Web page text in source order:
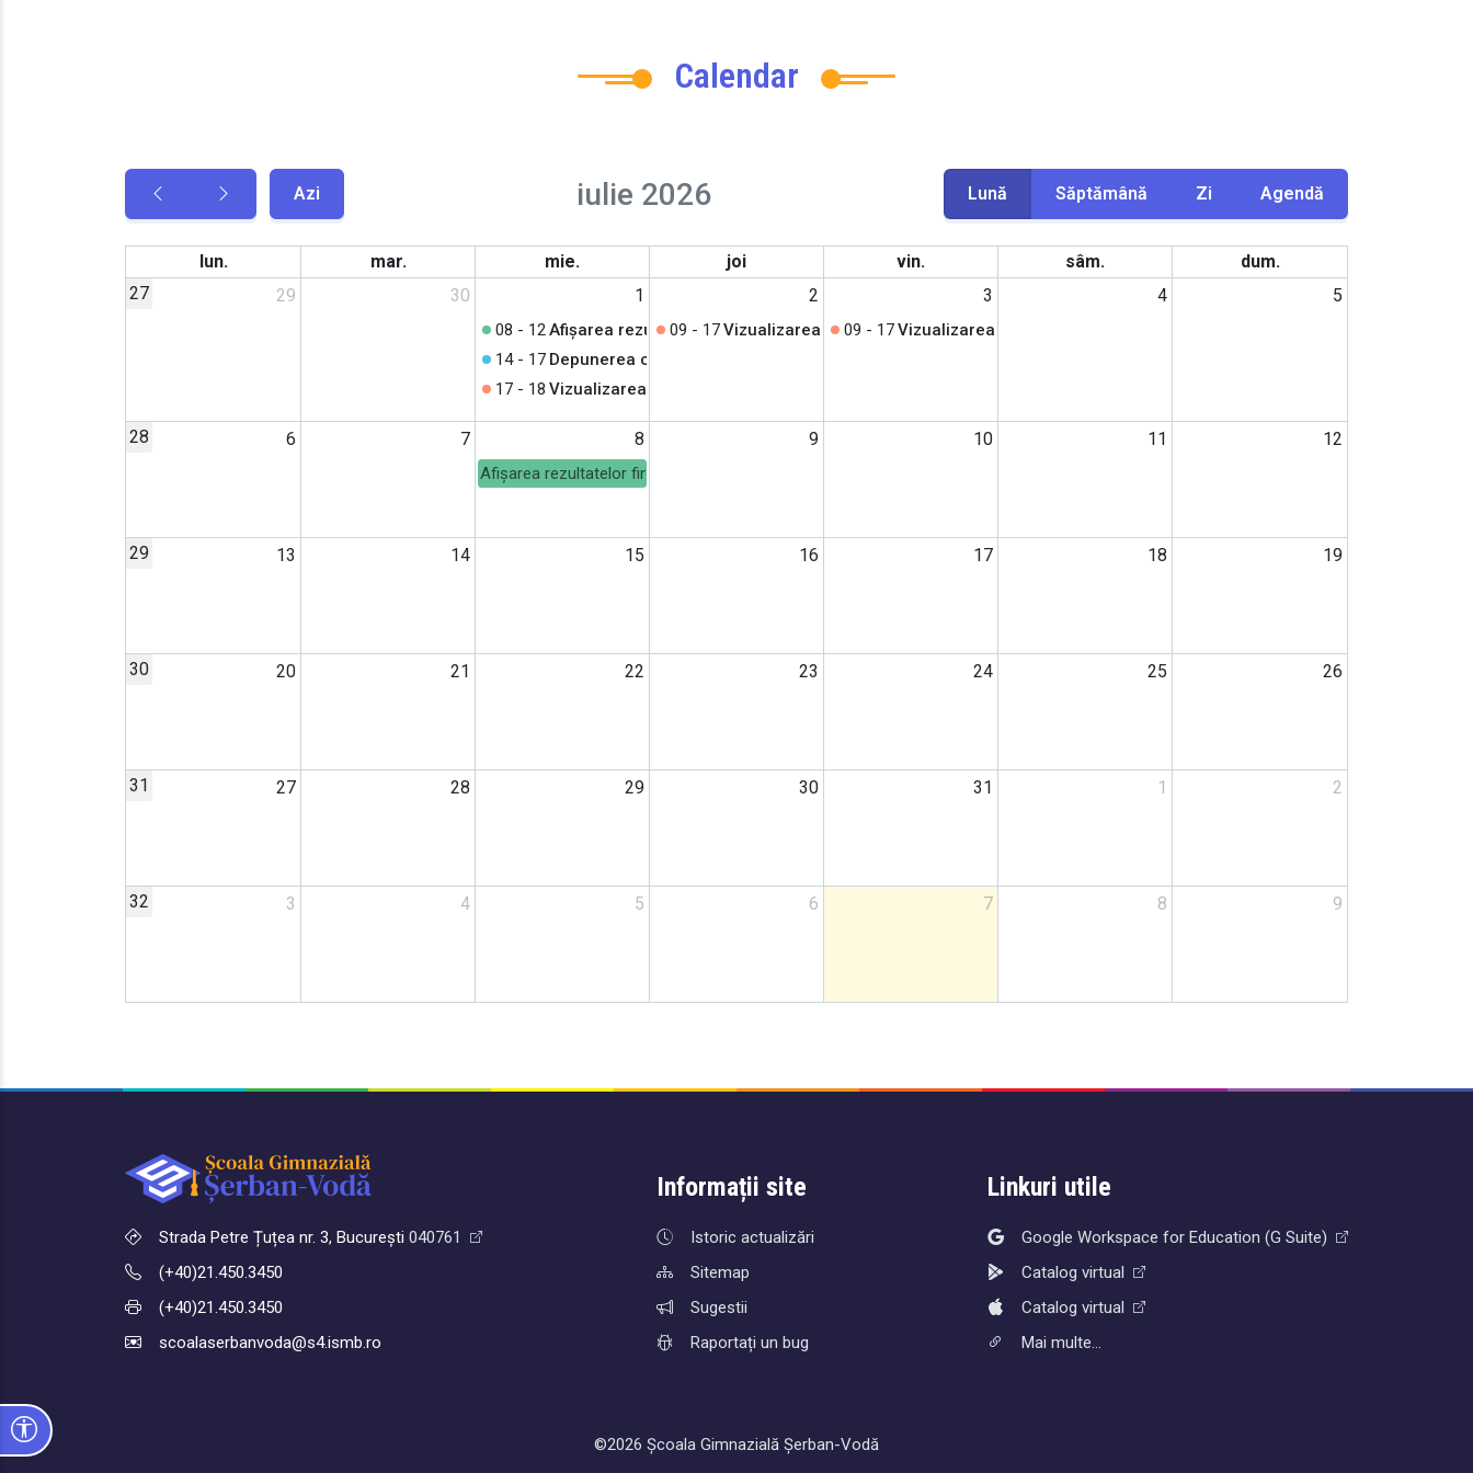
Opțiuni de accesibilitate
Calendar
Azi iulie 2026 Lună Săptămână Zi Agendă
lun. mar. mie. joi vin. sâm.
dum.
27
29 30 1
08 - 12Afișarea rezultatelor inițiale
14 - 17 Depunerea cererilor de vizualizare
17 - 18 Vizualizarea lucrărilor și depunerea contestațiilor
2
09 - 17Vizualizarea lucrărilor și depunerea contestațiilor
3
09 - 17Vizualizarea lucrărilor și depunerea contestațiilor
4 5
28 6 7 8
Afișarea rezultatelor finale după soluționarea contestațiilor
9 10 11 12
29 13 14 15 16 17 18 19
30 20 21 22 23 24 25 26
31 27 28 29 30 31 1 2
32 3 4 5 6 7 8 9
Strada Petre Țuțea nr. 3, București 040761
(+40)21.450.3450
(+40)21.450.3450
scoalaserbanvoda@s4.ismb.ro
Informații site
Istoric actualizări
Sitemap
Sugestii
Raportați un bug
Linkuri utile
Google Workspace for Education (G Suite)
Catalog virtual
Catalog virtual
Mai multe...
©2026 Școala Gimnazială Șerban-Vodă